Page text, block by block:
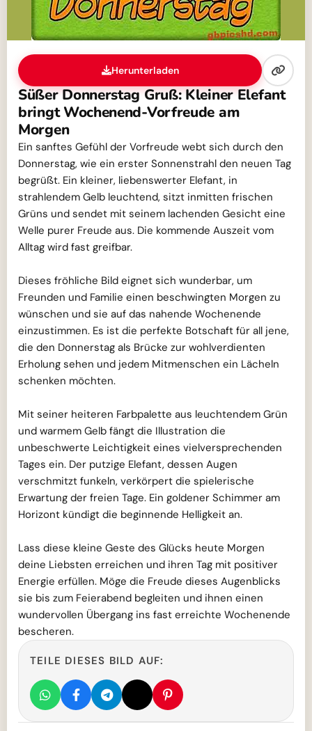
Herunterladen
Süßer Donnerstag Gruß: Kleiner Elefant
bringt Wochenend-Vorfreude am
Morgen
Ein sanftes Gefühl der Vorfreude webt sich durch den
Donnerstag, wie ein erster Sonnenstrahl den neuen Tag
begrüßt. Ein kleiner, liebenswerter Elefant, in
strahlendem Gelb leuchtend, sitzt inmitten frischen
Grüns und sendet mit seinem lachenden Gesicht eine
Welle purer Freude aus. Die kommende Auszeit vom
Alltag wird fast greifbar.
Dieses fröhliche Bild eignet sich wunderbar, um
Freunden und Familie einen beschwingten Morgen zu
wünschen und sie auf das nahende Wochenende
einzustimmen. Es ist die perfekte Botschaft für all jene,
die den Donnerstag als Brücke zur wohlverdienten
Erholung sehen und jedem Mitmenschen ein Lächeln
schenken möchten.
Mit seiner heiteren Farbpalette aus leuchtendem Grün
und warmem Gelb fängt die Illustration die
unbeschwerte Leichtigkeit eines vielversprechenden
Tages ein. Der putzige Elefant, dessen Augen
verschmitzt funkeln, verkörpert die spielerische
Erwartung der freien Tage. Ein goldener Schimmer am
Horizont kündigt die beginnende Helligkeit an.
Lass diese kleine Geste des Glücks heute Morgen
deine Liebsten erreichen und ihren Tag mit positiver
Energie erfüllen. Möge die Freude dieses Augenblicks
sie bis zum Feierabend begleiten und ihnen einen
wundervollen Übergang ins fast erreichte Wochenende
bescheren.
TEILE DIESES BILD AUF: